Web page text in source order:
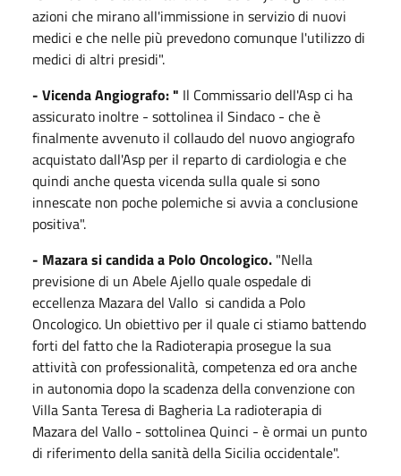
azioni che mirano all'immissione in servizio di nuovi
medici e che nelle più prevedono comunque l'utilizzo di
medici di altri presidi".
- Vicenda Angiografo: " Il Commissario dell'Asp ci ha
assicurato inoltre - sottolinea il Sindaco - che è
finalmente avvenuto il collaudo del nuovo angiografo
acquistato dall'Asp per il reparto di cardiologia e che
quindi anche questa vicenda sulla quale si sono
innescate non poche polemiche si avvia a conclusione
positiva".
- Mazara si candida a Polo Oncologico. "Nella
previsione di un Abele Ajello quale ospedale di
eccellenza Mazara del Vallo si candida a Polo
Oncologico. Un obiettivo per il quale ci stiamo battendo
forti del fatto che la Radioterapia prosegue la sua
attività con professionalità, competenza ed ora anche
in autonomia dopo la scadenza della convenzione con
Villa Santa Teresa di Bagheria La radioterapia di
Mazara del Vallo - sottolinea Quinci - è ormai un punto
di riferimento della sanità della Sicilia occidentale".